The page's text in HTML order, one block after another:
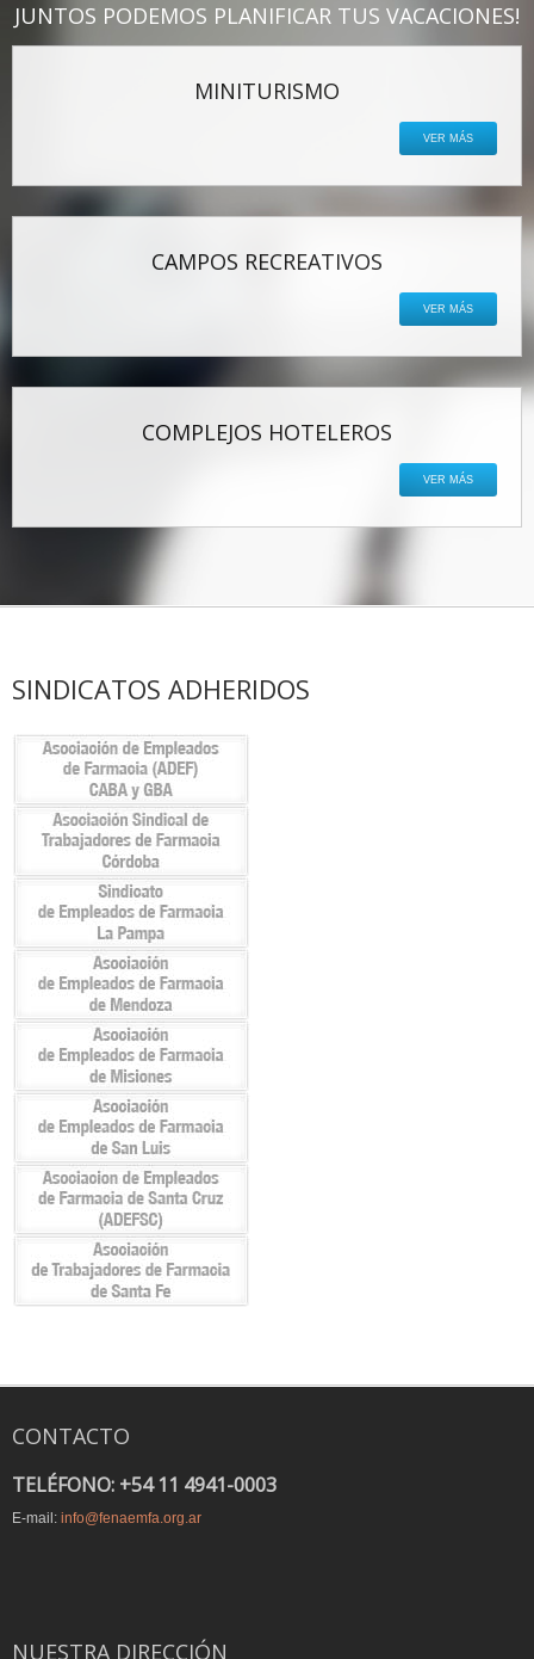
JUNTOS PODEMOS PLANIFICAR TUS VACACIONES!
MINITURISMO
VER MÁS
CAMPOS RECREATIVOS
VER MÁS
COMPLEJOS HOTELEROS
VER MÁS
SINDICATOS ADHERIDOS
CONTACTO
TELÉFONO: +54 11 4941-0003
E-mail: info@fenaemfa.org.ar
NUESTRA DIRECCIÓN